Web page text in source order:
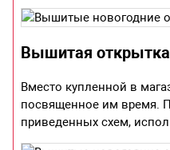
Вышитая открытка
Вместо купленной в
посвященное им время.
приведенных схем,